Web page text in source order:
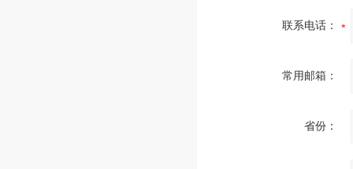
联系电话：
常用邮箱：
省份：